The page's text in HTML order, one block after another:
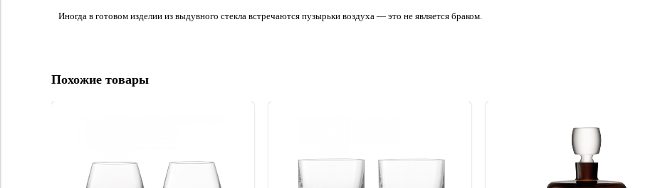
Иногда в готовом изделии из выдувного стекла встречаются пузырьки воздуха — это не является браком.
Похожие товары